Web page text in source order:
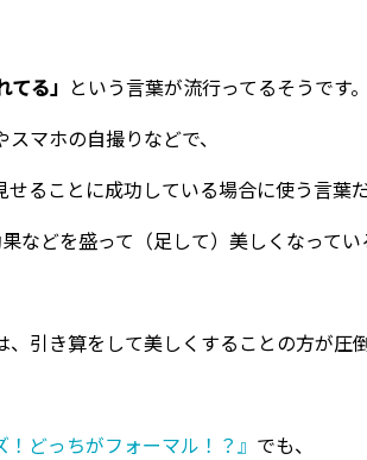
てる」 という言葉が流行ってるそうです。
スマホの自撮りなどで、
ることに成功している場合に使う言葉だ
どを盛って（足して）美しくなってい
引き算をして美しくすることの方が圧
！どっちがフォーマル！？』 でも、